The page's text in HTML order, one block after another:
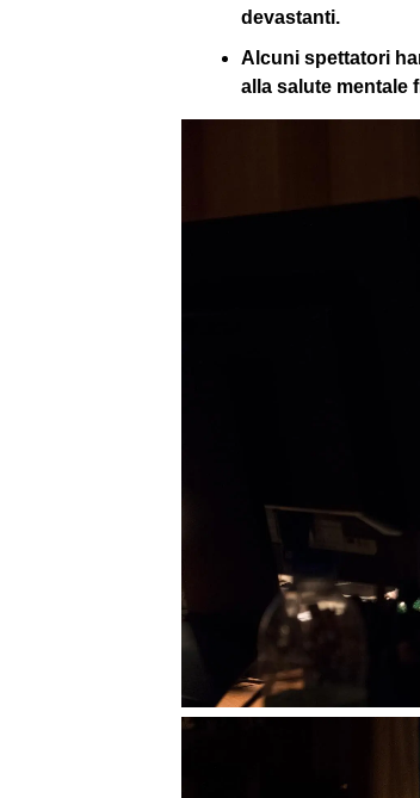
devastanti.
Alcuni spettatori
alla salute mentale